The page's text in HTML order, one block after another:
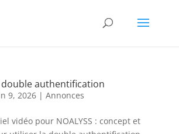
double authentification
9, 2026| Annonces
vidéo pour NOALYSS : concept et